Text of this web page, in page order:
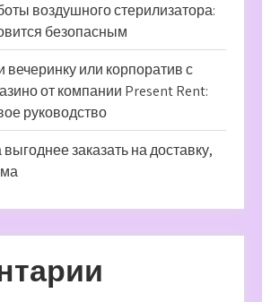
воздушного стерилизатора:
безопасным
вечеринку или корпоратив с
от компании Present Rent:
руководство
заказать на доставку,